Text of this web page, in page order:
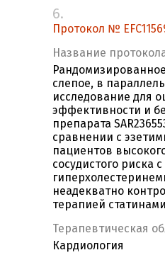
6.
Протокол №
Название
слепое, в
исследование для
эффективности и
препарата
сравнении с
пациентов
сосудистого риска с
неадекватно
терапией статинами
Терапевтическая
Кардиология